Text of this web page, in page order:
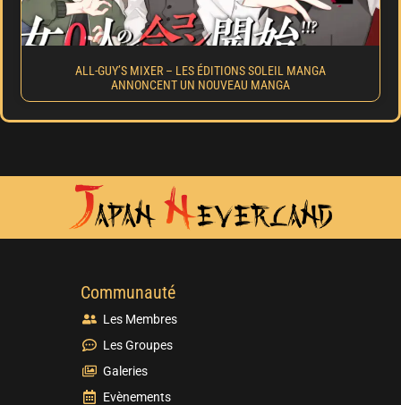
ALL-GUY’S MIXER – LES ÉDITIONS SOLEIL MANGA
ANNONCENT UN NOUVEAU MANGA
Communauté
Les Membres
Les Groupes
Galeries
Evènements